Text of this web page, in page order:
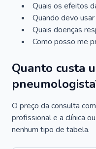
Quais os efeitos
Quando devo
Quais doenças
Como posso me
Quanto custa
O preço da consulta
profissional e a clínica
nenhum tipo de tabela.